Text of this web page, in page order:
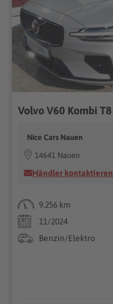
Nice Cars Nauen
14641 Nauen
Händler kontaktieren
9.256 km
11/2024
Benzin/Elektro